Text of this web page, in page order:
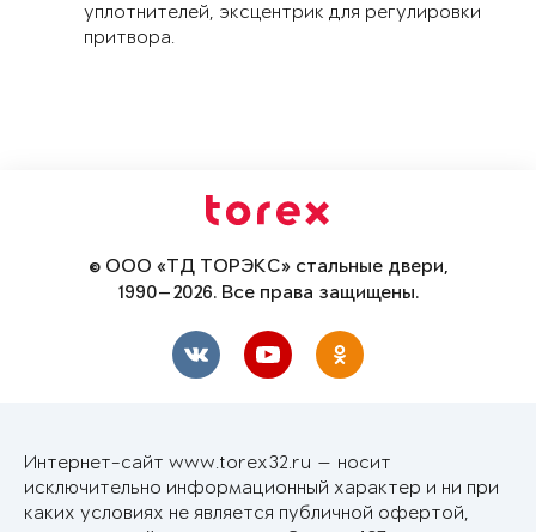
уплотнителей, эксцентрик для регулировки
притвора.
© ООО «ТД ТОРЭКС» стальные двери,
1990—2026. Все права защищены.
Интернет-сайт www.torex32.ru — носит
исключительно информационный характер и ни при
каких условиях не является публичной офертой,